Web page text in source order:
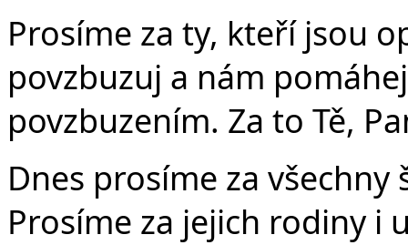
Prosíme za ty, kteří jsou
povzbuzuj a nám
povzbuzením. Za to Tě,
Dnes prosíme za všechny
Prosíme za jejich rodiny i